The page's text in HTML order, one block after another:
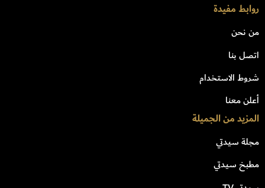
روابط مفيدة
من نحن
اتصل بنا
شروط الاستخدام
أعلن معنا
المزيد من الجميلة
مجلة سيدتي
مطبخ سيدتي